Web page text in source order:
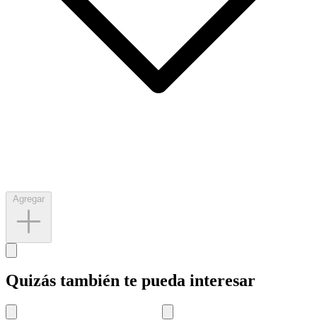
Quizás también te pueda interesar